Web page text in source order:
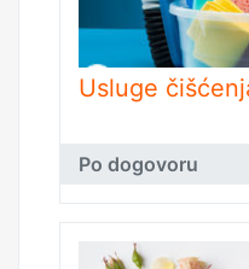
Usluge
Po dogovoru